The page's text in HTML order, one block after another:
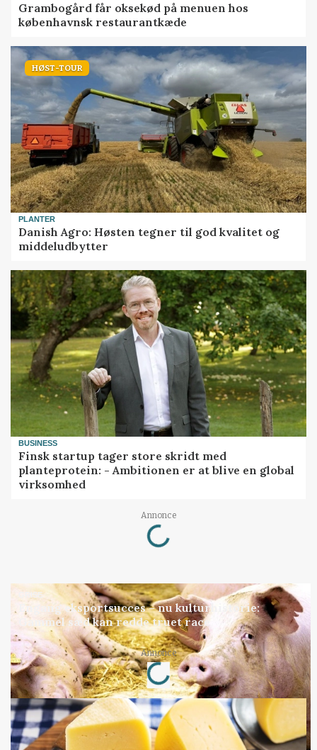
Grambogård får oksekød på menuen hos
københavnsk restaurantkæde
HØST-TOUR
PLANTER
Danish Agro: Høsten tegner til god kvalitet og
middeludbytter
BUSINESS
Finsk startup tager store skridt med
planteprotein: - Ambitionen er at blive en global
virksomhed
Annonce
Loading...
GRISE
Engang eksportsucces – nu kulturhistorie:
Gammel sæd kan redde truet race
Annonce
Loading...